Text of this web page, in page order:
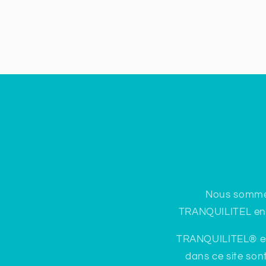
Nous
TRANQUILITEL
TRANQUILITEL®
dans ce site